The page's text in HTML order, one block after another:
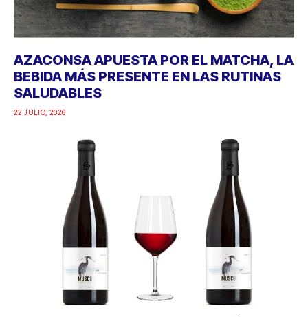
AZACONSA APUESTA POR EL MATCHA, LA
BEBIDA MÁS PRESENTE EN LAS RUTINAS
SALUDABLES
22 JULIO, 2026